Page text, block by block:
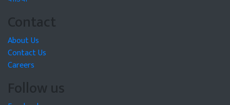
Contact
About Us
Contact Us
Careers
Follow us